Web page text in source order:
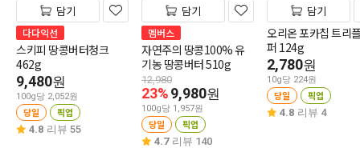
담기
다다익선
스키피 땅콩버터청크
462g
9,480원
100g당 2,052원
당일 픽업
4.8 리뷰 55
담기
멤버스
자연주의 땅콩100% 유
기농 땅콩버터 510g
12,980
23%9,980원
100g당 1,957원
당일 픽업
4.7 리뷰 140
담기
오리온 포카칩 트리
퍼 124g
2,780원
10g당 224원
당일 픽업
4.8 리뷰 4